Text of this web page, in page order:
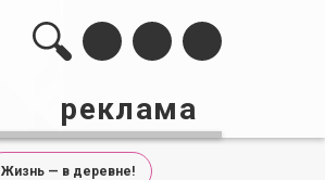
реклама
Жизнь — в деревне!